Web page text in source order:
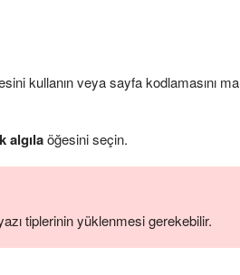
kullanın veya sayfa kodlamasını
algılaöğesini seçin.
tiplerinin yüklenmesi gerekebilir.